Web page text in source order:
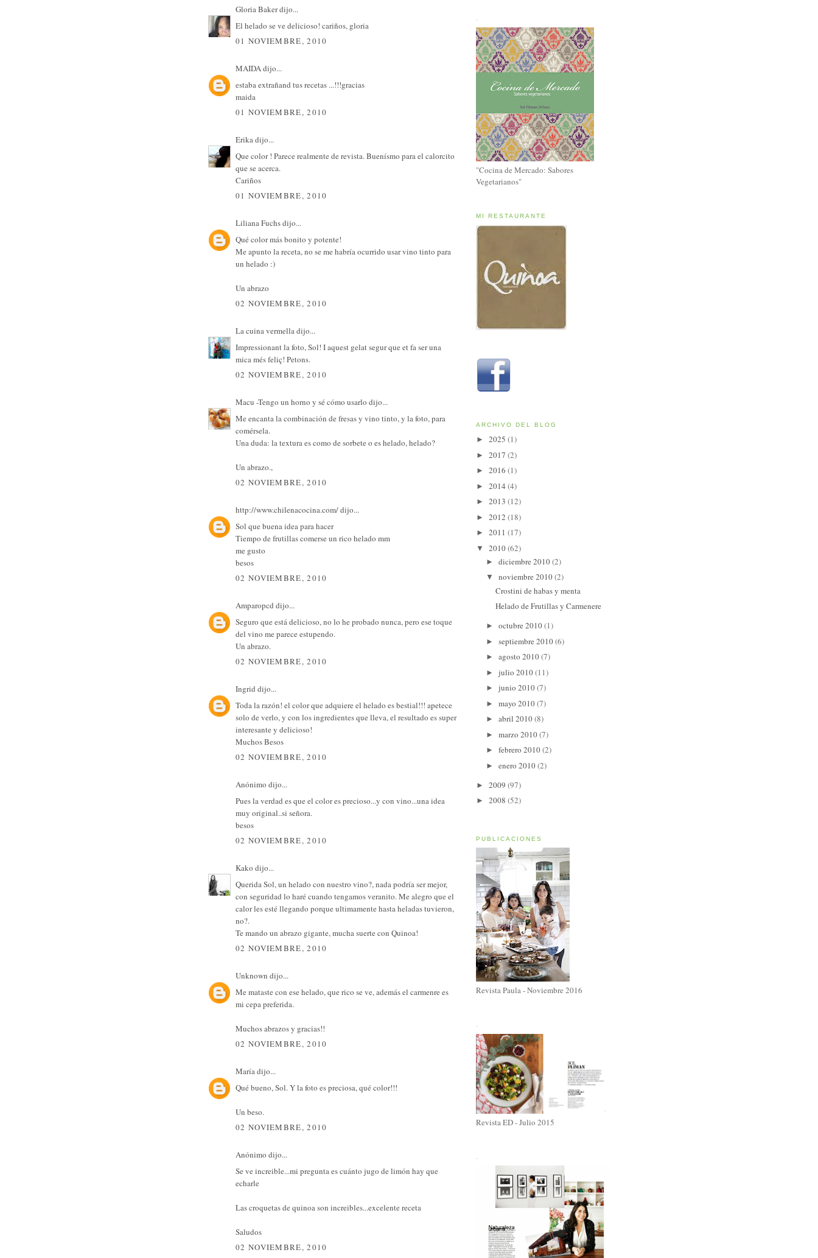
Gloria Bakerdijo...
El helado se ve delicioso! cariños, gloria
01 NOVIEMBRE, 2010
MAIDAdijo...
estaba extrañand tus recetas ...!!!gracias
maida
01 NOVIEMBRE, 2010
Erikadijo...
Que color ! Parece realmente de revista. Buenísmo para el calorcito
que se acerca.
Cariños
01 NOVIEMBRE, 2010
Liliana Fuchsdijo...
Qué color más bonito y potente!
Me apunto la receta, no se me habría ocurrido usar vino tinto para
un helado :)
Un abrazo
02 NOVIEMBRE, 2010
La cuina vermelladijo...
Impressionant la foto, Sol! I aquest gelat segur que et fa ser una
mica més feliç! Petons.
02 NOVIEMBRE, 2010
Macu -Tengo un horno y sé cómo usarlo dijo...
Me encanta la combinación de fresas y vino tinto, y la foto, para
comérsela.
Una duda: la textura es como de sorbete o es helado, helado?
Un abrazo.,
02 NOVIEMBRE, 2010
http://www.chilenacocina.com/dijo...
Sol que buena idea para hacer
Tiempo de frutillas comerse un rico helado mm
me gusto
besos
02 NOVIEMBRE, 2010
Amparopcd dijo...
Seguro que está delicioso, no lo he probado nunca, pero ese toque
del vino me parece estupendo.
Un abrazo.
02 NOVIEMBRE, 2010
Ingrid dijo...
Toda la razón! el color que adquiere el helado es bestial!!! apetece
solo de verlo, y con los ingredientes que lleva, el resultado es super
interesante y delicioso!
Muchos Besos
02 NOVIEMBRE, 2010
Anónimo dijo...
Pues la verdad es que el color es precioso...y con vino...una idea
muy original..si señora.
besos
02 NOVIEMBRE, 2010
Kako dijo...
Querida Sol, un helado con nuestro vino?, nada podría ser mejor,
con seguridad lo haré cuando tengamos veranito. Me alegro que el
calor les esté llegando porque ultimamente hasta heladas tuvieron,
no?.
Te mando un abrazo gigante, mucha suerte con Quinoa!
02 NOVIEMBRE, 2010
Unknown dijo...
Me mataste con ese helado, que rico se ve, además el carmenre es
mi cepa preferida.
Muchos abrazos y gracias!!
02 NOVIEMBRE, 2010
Maríadijo...
Qué bueno, Sol. Y la foto es preciosa, qué color!!!
Un beso.
02 NOVIEMBRE, 2010
Anónimo dijo...
Se ve increible...mi pregunta es cuánto jugo de limón hay que
echarle
Las croquetas de quinoa son increibles...excelente receta
Saludos
02 NOVIEMBRE, 2010
.
"Cocina de Mercado: Sabores
Vegetarianos"
MI RESTAURANTE
ARCHIVO DEL BLOG
► 2025 (1)
► 2017 (2)
► 2016 (1)
► 2014 (4)
► 2013 (12)
► 2012 (18)
► 2011 (17)
▼ 2010(62)
► diciembre 2010(2)
▼ noviembre 2010(2)
Crostini de habas y menta
Helado de Frutillas y Carmenere
► octubre 2010(1)
► septiembre 2010(6)
► agosto 2010(7)
► julio 2010(11)
► junio 2010(7)
► mayo 2010(7)
► abril 2010(8)
► marzo 2010(7)
► febrero 2010(2)
► enero 2010(2)
► 2009 (97)
► 2008 (52)
PUBLICACIONES
Revista Paula - Noviembre 2016
.
Revista ED - Julio 2015